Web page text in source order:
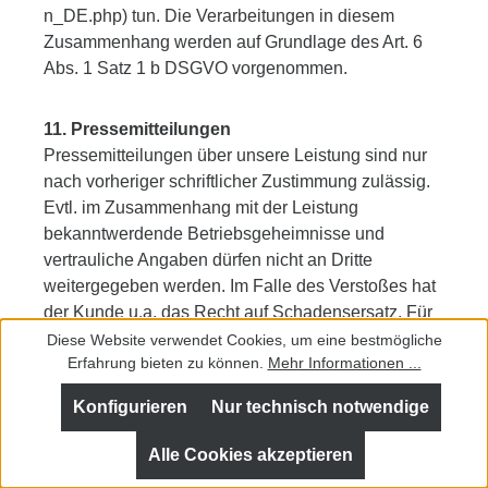
n_DE.php) tun. Die Verarbeitungen in diesem
Zusammenhang werden auf Grundlage des Art. 6
Abs. 1 Satz 1 b DSGVO vorgenommen.
11. Pressemitteilungen
Pressemitteilungen über unsere Leistung sind nur
nach vorheriger schriftlicher Zustimmung zulässig.
Evtl. im Zusammenhang mit der Leistung
bekanntwerdende Betriebsgeheimnisse und
vertrauliche Angaben dürfen nicht an Dritte
weitergegeben werden. Im Falle des Verstoßes hat
der Kunde u.a. das Recht auf Schadensersatz. Für
jeden Fall der vorsätzlichen Zuwiderhandlung
gegen diese Bestimmungen verpflichtet sich der
Netto-Auftragssumme, mind. Jedoch 5.000,00 € an
weitergehender Schadensersatzansprüche bleibt
Diese Website verwendet Cookies, um eine bestmögliche
Erfahrung bieten zu können. Mehr Informationen ...
Nur technisch notwendige
Konfigurieren
Alle Cookies akzeptieren